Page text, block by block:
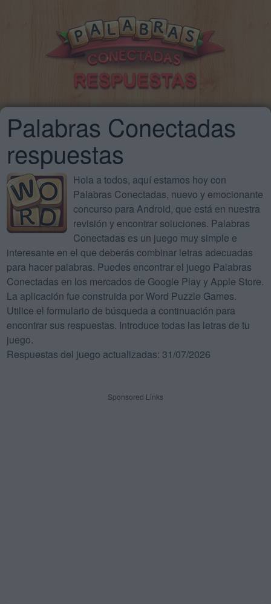
Palabras Conectadas
respuestas
Hola a todos, aquí estamos hoy con
Palabras Conectadas, nuevo y emocionante
concurso para Android, que está en nuestra
revisión y encontrar soluciones. Palabras
Conectadas es un juego muy simple e
interesante en el que deberás combinar letras adecuadas
para hacer palabras. Puedes encontrar el juego Palabras
Conectadas en los mercados de Google Play y Apple Store.
La aplicación fue construida por Word Puzzle Games.
Utilice el formulario de búsqueda a continuación para
encontrar sus respuestas. Introduce todas las letras de tu
juego.
Respuestas del juego actualizadas: 31/07/2026
Sponsored Links